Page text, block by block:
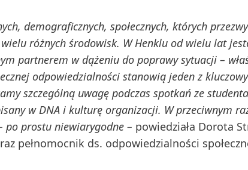
demograficznych, społecznych, których
różnych środowisk. W Henklu od wielu lat
partnerem w dążeniu do poprawy sytuacji –
odpowiedzialności stanowią jeden z
szczególną uwagę podczas spotkań ze
w DNA i kulturę organizacji. W przeciwnym
po prostu niewiarygodne – powiedziała Dorota
pełnomocnik ds. odpowiedzialności